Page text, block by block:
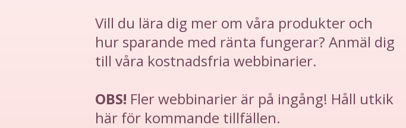
Vill du lära dig mer om våra produkter och
hur sparande med ränta fungerar? Anmäl dig
till våra kostnadsfria webbinarier.
OBS! Fler webbinarier är på ingång! Håll utkik
här för kommande tillfällen.